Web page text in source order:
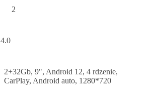
2
4.0
2+32Gb, 9", Android 12, 4 rdzenie,
CarPlay, Android auto, 1280*720